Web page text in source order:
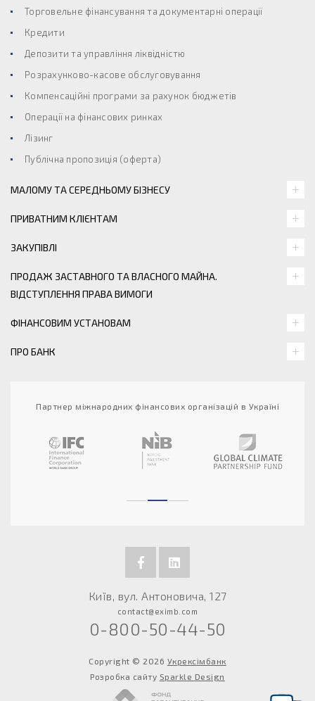
Торговельне фінансування та документарні операції
Кредити
Депозити та управління ліквідністю
Розрахунково-касове обслуговування
Компенсаційні програми за рахунок бюджетів
Операції на фінансових ринках
Лізинг
Публічна пропозиція (оферта)
МАЛОМУ ТА СЕРЕДНЬОМУ БІЗНЕСУ
ПРИВАТНИМ КЛІЄНТАМ
ЗАКУПІВЛІ
ПРОДАЖ ЗАСТАВНОГО ТА ВЛАСНОГО МАЙНА.
ВІДСТУПЛЕННЯ ПРАВА ВИМОГИ
ФІНАНСОВИМ УСТАНОВАМ
ПРО БАНК
Партнер міжнародних фінансових організацій в Україні
Київ, вул. Антоновича, 127
contact@eximb.com
0-800-50-44-50
Copyright © 2026 Укрексімбанк
Розробка сайту Sparkle Design